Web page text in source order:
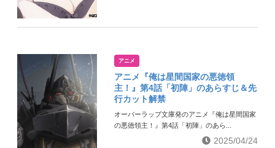
アニメ
アニメ『俺は星間国家の悪徳領
主！』第4話「初陣」のあらすじ＆先
行カット解禁
オーバーラップ文庫発のアニメ『俺は星間国家
の悪徳領主！』第4話「初陣」のあら...
2025/04/24